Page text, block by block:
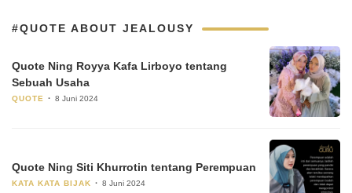
#QUOTE ABOUT JEALOUSY
Quote Ning Royya Kafa Lirboyo tentang
Sebuah Usaha
QUOTE 8 Juni 2024
Quote Ning Siti Khurrotin tentang Perempuan
KATA KATA BIJAK 8 Juni 2024